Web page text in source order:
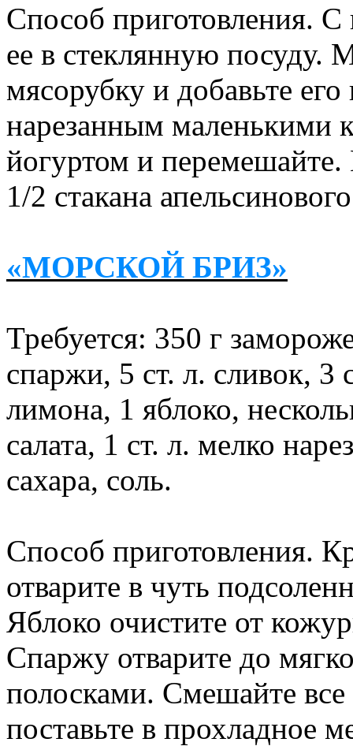
Способ приготовления. С
ее в стеклянную посуду.
мясорубку и добавьте
нарезанным маленькими
йогуртом и
1/2 стакана
«МОРСКОЙ БРИЗ»
Требуется: 350 г
спаржи, 5 ст. л. сливок, 3
лимона, 1 яблоко,
салата, 1 ст. л. мелко
сахара, соль.
Способ приготовления.
отварите в чуть
Яблоко очистите от
Спаржу отварите до
полосками. Смешайте
поставьте в прохладное